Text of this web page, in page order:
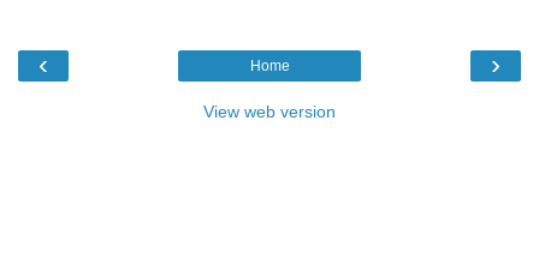
‹ ›
Home
View web version